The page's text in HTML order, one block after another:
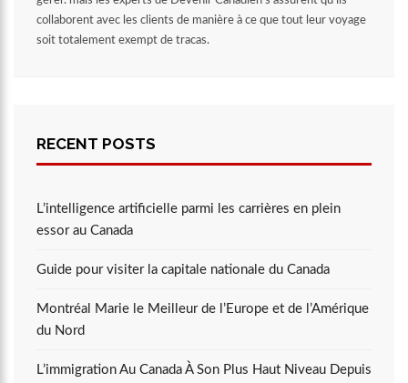
collaborent avec les clients de manière à ce que tout leur voyage
soit totalement exempt de tracas.
RECENT POSTS
L’intelligence artificielle parmi les carrières en plein
essor au Canada
Guide pour visiter la capitale nationale du Canada
Montréal Marie le Meilleur de l’Europe et de l’Amérique
du Nord
L’immigration Au Canada À Son Plus Haut Niveau Depuis